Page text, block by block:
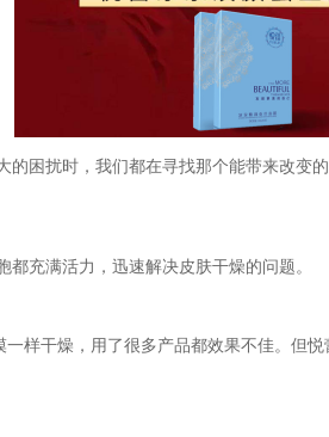
的困扰时，我们都在寻找那个能带来改变
充满活力，迅速解决皮肤干燥的问题。
一样干燥，用了很多产品都效果不佳。但